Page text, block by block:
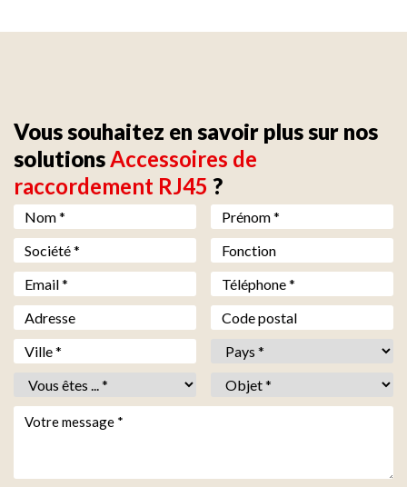
Vous souhaitez en savoir plus sur nos
solutionsAccessoires de
raccordement RJ45 ?
Nom * * Prénom **
Société **
Fonction
Email ** Téléphone **
Adresse
Code postal
Ville ** Pays * *
Vous êtes *
Objet **
Votre message *